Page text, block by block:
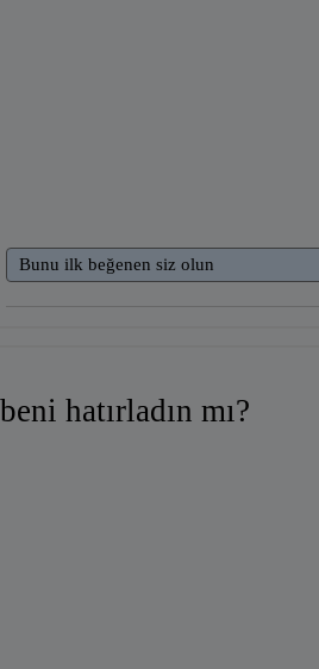
Bunu ilk beğenen siz olun
beni hatırladın mı?